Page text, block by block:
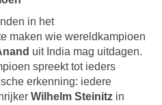
in het
maken wie wereldkampioen
uit India mag uitdagen.
spreekt tot ieders
erkenning: iedere
Wilhelm Steinitz in